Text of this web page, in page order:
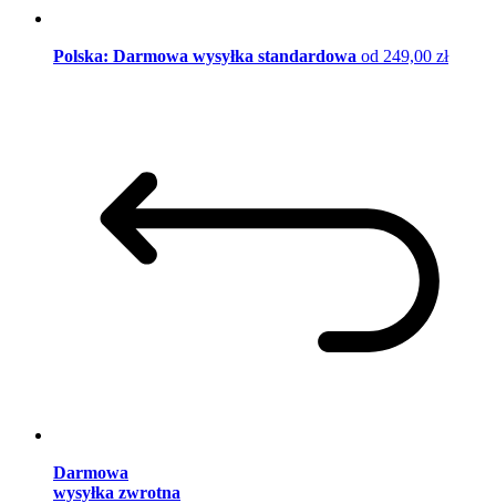
Polska: Darmowa wysyłka standardowa od 249,00 zł
Darmowa
wysyłka zwrotna